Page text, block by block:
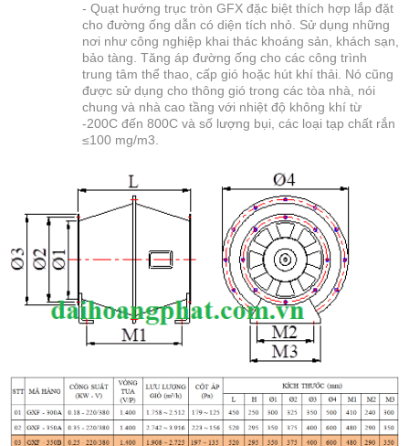
- Quạt hướng trục tròn GFX đặc biệt thích hợp lắp đặt
cho đường ống dẫn có diện tích nhỏ. Sử dụng những
nơi như công nghiệp khai thác khoáng sản, khách sạn,
bảo tàng. Tăng áp đường ống cho các công trình
trung tâm thể thao, cấp gió hoặc hút khí thải. Nó cũng
được sử dụng cho thông gió trong các tòa nhà, nói
chung và nhà cao tầng với nhiệt độ không khí từ
-200C đến 800C và số lượng bụi, các loại tạp chất rắn
≤100 mg/m3.